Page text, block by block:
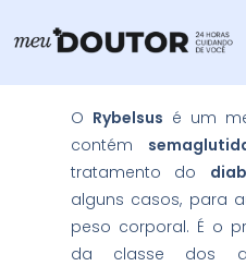
para
O Rybelsus é um
contém
tratamento do
alguns casos, para
peso corporal. É o
da classe dos